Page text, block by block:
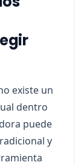
existe un
dentro
puede
y